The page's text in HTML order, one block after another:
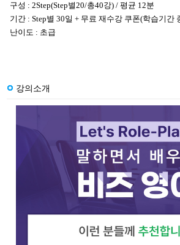
구성 : 2Step(Step별20/총40강) / 평균 12분
기간 : Step별 30일 + 무료 재수강 쿠폰(학습기간
난이도 : 초급
강의소개